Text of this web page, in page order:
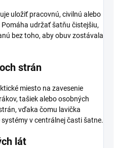
uložiť pracovnú, civilnú alebo
udržať šatňu čistejšiu,
bez toho, aby obuv zostávala
strán
miesto na zavesenie
tašiek alebo osobných
vďaka čomu lavička
v centrálnej časti šatne.
lát